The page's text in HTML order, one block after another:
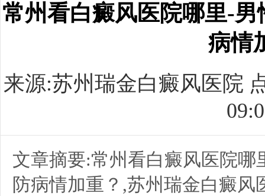
常州看白癜风医院哪里-
病情
来源:苏州瑞金白癜风医院
文章摘要:常州看白癜风医院
防病情加重？,苏州瑞金白癜